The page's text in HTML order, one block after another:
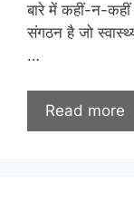
बारे में कहीं-न-
संगठन है जो
…
Read more